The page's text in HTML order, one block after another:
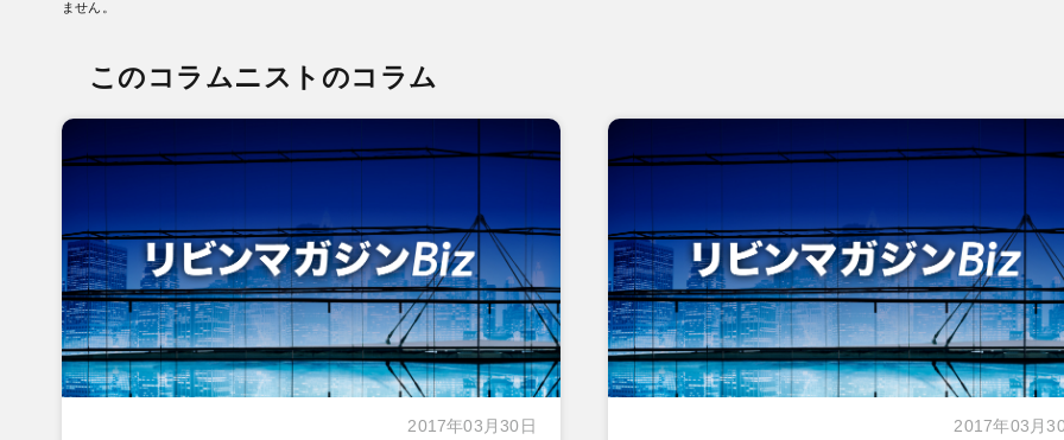
ません。
このコラムニストのコラム
2017年03月30日 2017年03月